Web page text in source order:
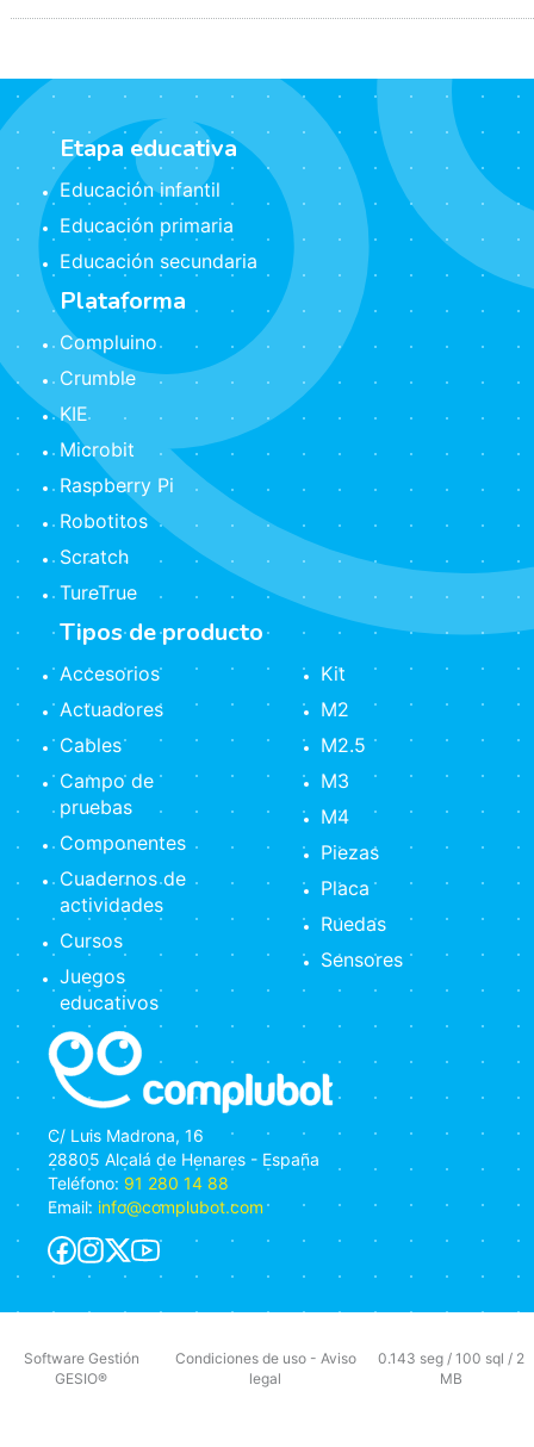
C/ Luis Madrona, 16
28805 Alcalá de Henares - España
Teléfono: 91 280 14 88
Email: info@complubot.com
Etapa educativa
Educación infantil
Educación primaria
Educación secundaria
Plataforma
Compluino
Crumble
KIE
Microbit
Raspberry Pi
Robotitos
Scratch
TureTrue
Tipos de producto
Accesorios
Actuadores
Cables
Campo de
pruebas
Componentes
Cuadernos de
actividades
Cursos
Juegos
educativos
Kit
M2
M2.5
M3
M4
Piezas
Placa
Ruedas
Sensores
Software Gestión
GESIO®
Condiciones de uso- Aviso
legal
0.143 seg / 100 sql / 2
MB